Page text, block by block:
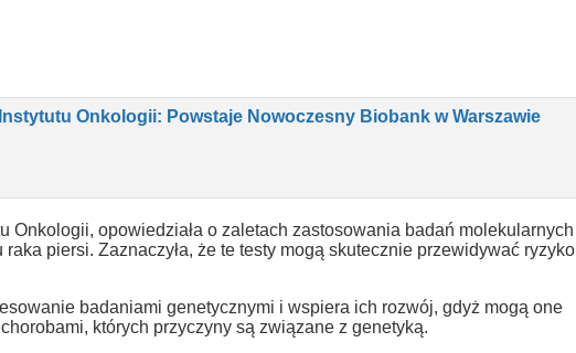
Onkologii: Powstaje Nowoczesny Biobank w Warszawie
Onkologii, opowiedziała o zaletach zastosowania badań molekularnych
piersi. Zaznaczyła, że te testy mogą skutecznie przewidywać ryzyko
badaniami genetycznymi i wspiera ich rozwój, gdyż mogą one
których przyczyny są związane z genetyką.